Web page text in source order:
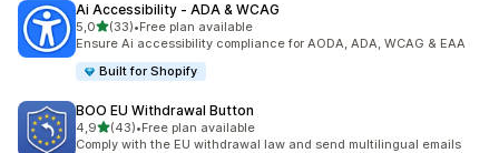
Ai Accessibility ‑ ADA & WCAG
5,0stelle su 5
(33)
33 recensioni totali
•Free plan available
Ensure Ai accessibility compliance for AODA, ADA, WCAG & EAA
Built for Shopify
BOO EU Withdrawal Button
4,9stelle su 5
(43)
43 recensioni totali
•Free plan available
Comply with the EU withdrawal law and send multilingual emails